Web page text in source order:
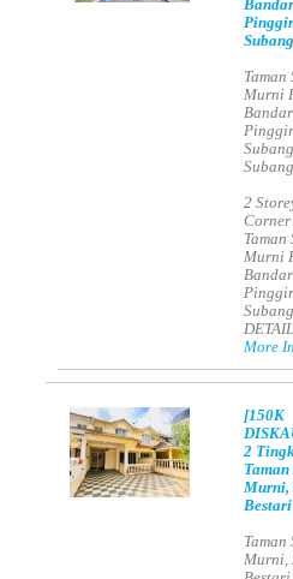
Bandar
Subang
Taman
Murni
Bandar
Subang
2
Taman
Murni
Bandar
Subang
More
[150K
2
Taman
Murni,
Bestari
Taman
Murni,